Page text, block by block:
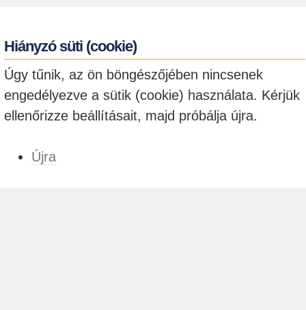
Hiányzó süti (cookie)
Úgy tűnik, az ön böngészőjében nincsenek
engedélyezve a sütik (cookie) használata. Kérjük
ellenőrizze beállításait, majd próbálja újra.
Újra